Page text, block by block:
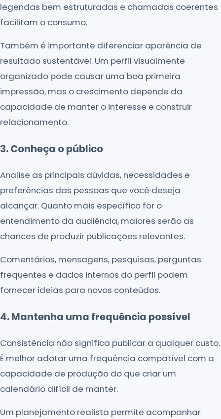
legendas bem estruturadas e chamadas coerentes
facilitam o consumo.
Também é importante diferenciar aparência de
resultado sustentável. Um perfil visualmente
organizado pode causar uma boa primeira
impressão, mas o crescimento depende da
capacidade de manter o interesse e construir
relacionamento.
3. Conheça o público
Analise as principais dúvidas, necessidades e
preferências das pessoas que você deseja
alcançar. Quanto mais específico for o
entendimento da audiência, maiores serão as
chances de produzir publicações relevantes.
Comentários, mensagens, pesquisas, perguntas
frequentes e dados internos do perfil podem
fornecer ideias para novos conteúdos.
4. Mantenha uma frequência possível
Consistência não significa publicar a qualquer custo.
É melhor adotar uma frequência compatível com a
capacidade de produção do que criar um
calendário difícil de manter.
Um planejamento realista permite acompanhar